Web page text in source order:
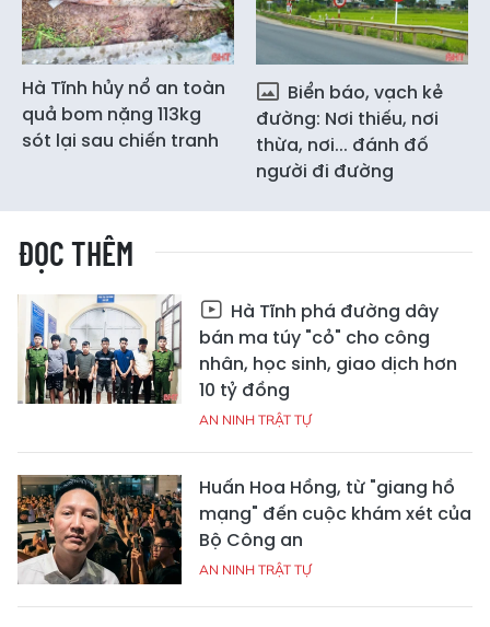
Hà Tĩnh hủy nổ an toàn
quả bom nặng 113kg
sót lại sau chiến tranh
Biển báo, vạch kẻ
đường: Nơi thiếu, nơi
thừa, nơi... đánh đố
người đi đường
ĐỌC THÊM
Hà Tĩnh phá đường dây
bán ma túy "cỏ" cho công
nhân, học sinh, giao dịch hơn
10 tỷ đồng
AN NINH TRẬT TỰ
Huấn Hoa Hồng, từ "giang hồ
mạng" đến cuộc khám xét của
Bộ Công an
AN NINH TRẬT TỰ